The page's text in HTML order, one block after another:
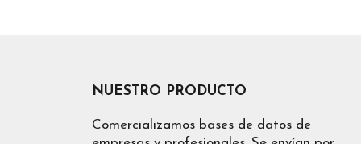
NUESTRO PRODUCTO
Comercializamos bases de datos de